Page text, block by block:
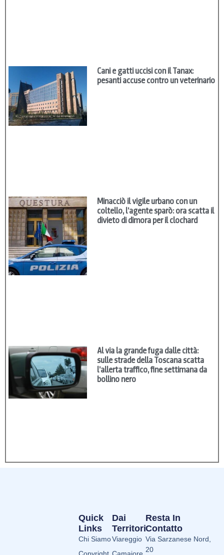
Cani e gatti uccisi con il Tanax:
pesanti accuse contro un veterinario
Minacciò il vigile urbano con un
coltello, l’agente sparò: ora scatta il
divieto di dimora per il clochard
Al via la grande fuga dalle città:
sulle strade della Toscana scatta
l’allerta traffico, fine settimana da
bollino nero
Dai
Territori
Viareggio
Camaiore
Quick
Links
Chi Siamo
Copyright
Resta In
Contatto
Via Sarzanese Nord,
20